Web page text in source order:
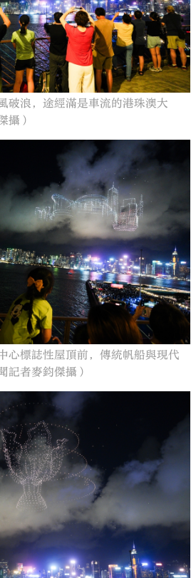
破浪，途經滿是車流的港珠澳大
攝）
心標誌性屋頂前，傳統帆船與現代
記者麥鈞傑攝）